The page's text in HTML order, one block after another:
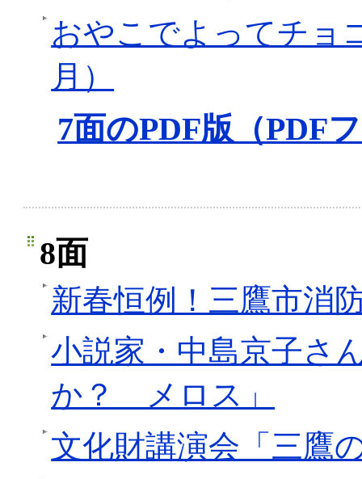
おやこでよってチョ
月）
7面のPDF版（PDF
8面
新春恒例！三鷹市消
小説家・中島京子さ
か？ メロス」
文化財講演会「三鷹